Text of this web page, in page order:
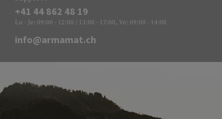
+41 44 862 48 19
Lu - Je: 09:00 - 12:00 / 13:00 - 17:00, Ve: 09:00 - 14:00
info@armamat.ch